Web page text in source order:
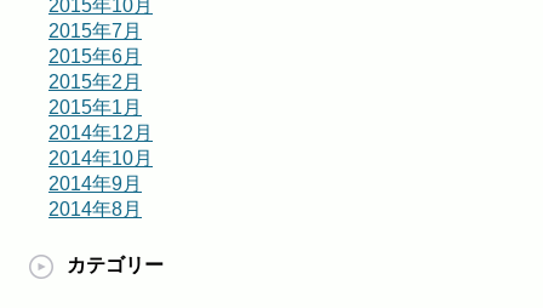
2015年10月
2015年7月
2015年6月
2015年2月
2015年1月
2014年12月
2014年10月
2014年9月
2014年8月
カテゴリー